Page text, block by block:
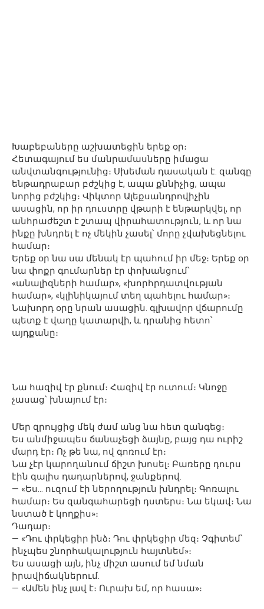
Խաբեբաները աշխատեցին երեք օր։
Հետագայում ես մանրամասները իմացա
անվտանգությունից։ Սխեման դասական է. զանգը
ենթադրաբար բժշկից է, ապա քննիչից, ապա
նորից բժշկից։ Վիկտոր Ալեքսանդրովիչին
ասացին, որ իր դուստրը վթարի է ենթարկվել, որ
անհրաժեշտ է շտապ վիրահատություն, և որ նա
ինքը խնդրել է ոչ մեկին չասել՝ մորը չվախեցնելու
համար։
Երեք օր նա սա մենակ էր պահում իր մեջ։ Երեք օր
նա փոքր գումարներ էր փոխանցում՝
«անալիզների համար», «խորհրդատվության
համար», «կլինիկայում տեղ պահելու համար»։
Նախորդ օրը նրան ասացին. գլխավոր վճարումը
պետք է վաղը կատարվի, և դրանից հետո՝
այդքանը։
Նա հազիվ էր քնում։ Հազիվ էր ուտում։ Կնոջը
չասաց՝ խնայում էր։
Մեր զրույցից մեկ ժամ անց նա հետ զանգեց։
Ես անմիջապես ճանաչեցի ձայնը, բայց դա ուրիշ
մարդ էր։ Ոչ թե նա, ով գոռում էր։
Նա չէր կարողանում ճիշտ խոսել։ Բառերը դուրս
էին գալիս դադարներով, ջանքերով.
— «Ես… ուզում էի ներողություն խնդրել։ Գոռալու
համար։ Ես զանգահարեցի դստերս։ Նա եկավ։ Նա
նստած է կողքիս»։
Դադար։
— «Դու փրկեցիր ինձ։ Դու փրկեցիր մեզ։ Չգիտեմ՝
ինչպես շնորհակալություն հայտնեմ»։
Ես ասացի այն, ինչ միշտ ասում եմ նման
իրավիճակներում.
— «Ամեն ինչ լավ է։ Ուրախ եմ, որ հասա»։